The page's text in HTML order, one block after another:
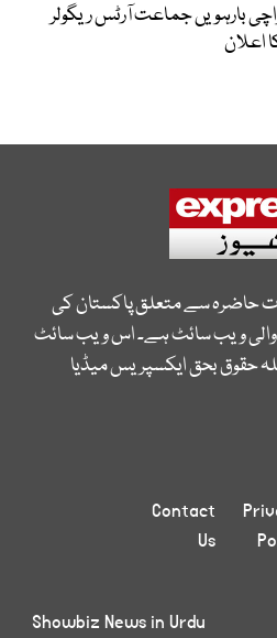
بارہویں جماعت آرٹس ریگولر
اعلان
حاضرہ سے متعلق پاکستان کی
ویب سائٹ ہے۔ اس ویب سائٹ
حقوق بحق ایکسپریس میڈیا
Contact
Us
Showbiz News in Urdu